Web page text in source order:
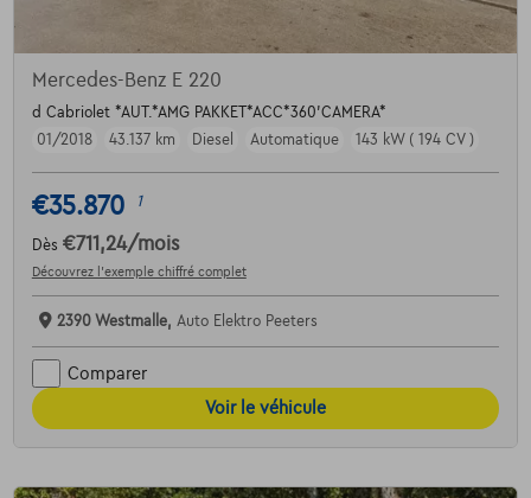
Mercedes-Benz E 220
d Cabriolet *AUT.*AMG PAKKET*ACC*360'CAMERA*
01/2018
43.137 km Diesel Automatique 143 kW ( 194 CV )
€35.870 1
Dès €711,24/mois
Découvrez l’exemple chiffré complet
2390 Westmalle, Auto Elektro Peeters
Comparer
Voir le véhicule